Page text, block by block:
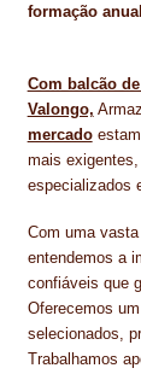
formação
Com balcão
Valongo,
mercado
mais
especializados
Com uma
entendemos a
confiáveis que
Oferecemos
selecionados,
Trabalhamos